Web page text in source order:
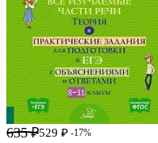
635 ₽529 ₽ -17%